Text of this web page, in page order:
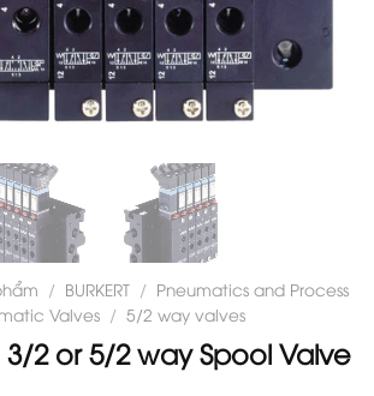
/ BURKERT / Pneumatics and Process
Valves / 5/2 way valves
3/2 or 5/2 way Spool Valve